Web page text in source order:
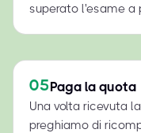
superato l'esame a
05Paga la quota
Una volta ricevuta
preghiamo di